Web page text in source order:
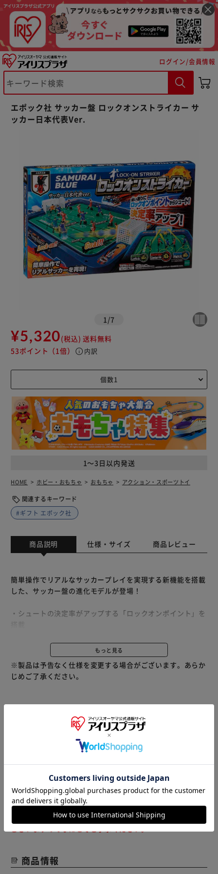
ログイン/会員情報
エポック社 サッカー盤 ロックオンストライカー サ
ッカー日本代表Ver.
1 /7
¥5,320(税込) 送料無料
53ポイント （1倍） info 内訳
1～3日以内発送
HOME ホビー・おもちゃ おもちゃ アクション・スポーツトイ
関連するキーワード
#ギフト エポック社
商品説明 仕様・サイズ 商品レビュー
簡単操作でリアルなサッカープレイを実現する新機能を搭載
した、サッカー盤の進化モデルが登場！
・シュートの決定率がアップする「ロックオンポイント」を
ントクロス」機能
・キーバーの可動範囲がアップし、ゴールキックも可能に
[セット内容]
ー人形2体、ボール2個、ゴール2個、スローインユニット1
個、スコアボード1個、台座脚4個、カスタムシール1枚、取
もっと見る
※製品は予告なく仕様を変更する場合がございます。あらか
じめご了承ください。
※当商品はお取り寄せ品の為、在庫の確認及び商品のお届け
までお時間を頂く場合がございます。
また、商品がメーカーにて完売となっていた場合、キャンセ
ル又は注文内容の変更をお願いいたしております。
（ご注意）
数量限定商品はご注文が完了しても完売になる場合がござい
ます。ご注文をいただいた後にお断りさせていただく場合が
商品情報
※ご確認ください
カートに入れる